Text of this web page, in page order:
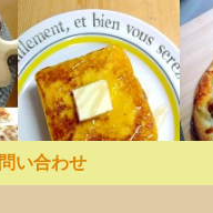
い合わせ